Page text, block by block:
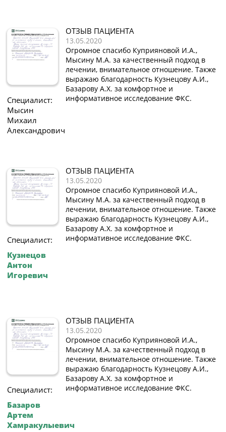
Специалист:
Мысин
Михаил
Александрович
ОТЗЫВ ПАЦИЕНТА
13.05.2020
Огромное спасибо Куприяновой И.А.,
Мысину М.А. за качественный подход в
лечении, внимательное отношение. Также
выражаю благодарность Кузнецову А.И.,
Базарову А.Х. за комфортное и
информативное исследование ФКС.
Специалист:
Кузнецов
Антон
Игоревич
ОТЗЫВ ПАЦИЕНТА
13.05.2020
Огромное спасибо Куприяновой И.А.,
Мысину М.А. за качественный подход в
лечении, внимательное отношение. Также
выражаю благодарность Кузнецову А.И.,
Базарову А.Х. за комфортное и
информативное исследование ФКС.
Специалист:
Базаров
Артем
Хамракулыевич
ОТЗЫВ ПАЦИЕНТА
13.05.2020
Огромное спасибо Куприяновой И.А.,
Мысину М.А. за качественный подход в
лечении, внимательное отношение. Также
выражаю благодарность Кузнецову А.И.,
Базарову А.Х. за комфортное и
информативное исследование ФКС.